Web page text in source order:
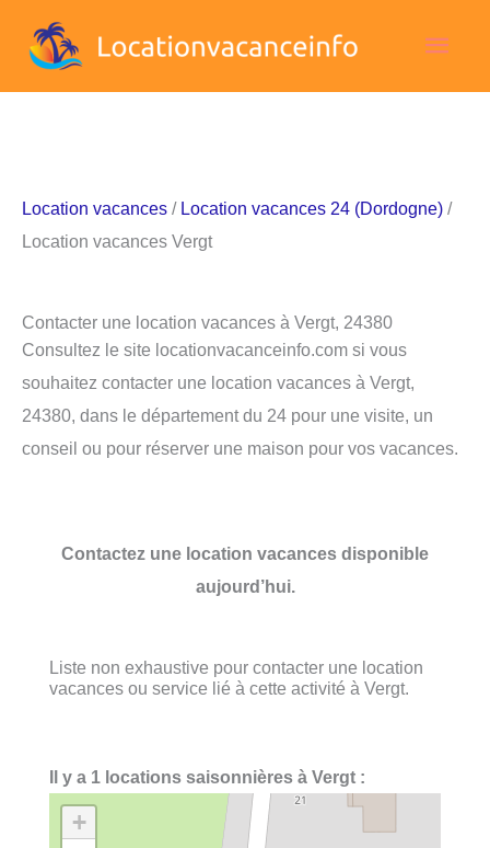
Location vacances / Location vacances 24 (Dordogne) /
Location vacances Vergt
Contacter une location vacances à Vergt, 24380
Consultez le site locationvacanceinfo.com si vous
souhaitez contacter une location vacances à Vergt,
24380, dans le département du 24 pour une visite, un
conseil ou pour réserver une maison pour vos vacances.
Contactez une location vacances disponible
aujourd’hui.
Liste non exhaustive pour contacter une location
vacances ou service lié à cette activité à Vergt.
Il y a 1 locations saisonnières à Vergt :
+